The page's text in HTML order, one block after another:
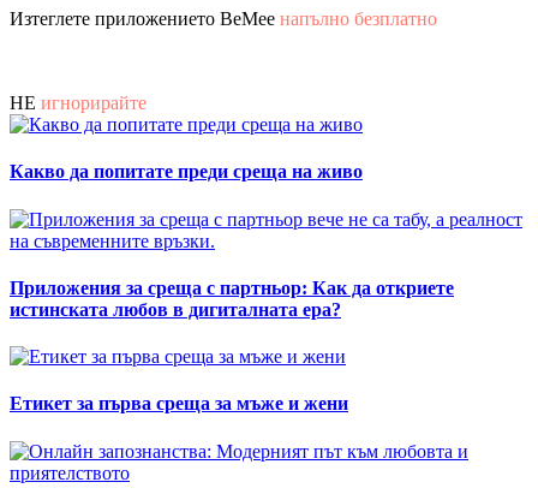
Изтеглете приложението BeMee напълно безплатно
НЕ игнорирайте
Какво да попитате преди среща на живо
Приложения за среща с партньор: Как да откриете
истинската любов в дигиталната ера?
Етикет за първа среща за мъже и жени